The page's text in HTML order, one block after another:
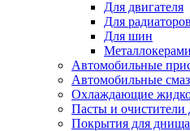
Для двигателя
Для радиаторов
Для шин
Автомобильные
Автомобильные
Охлаждающие
Пасты и очистители
Покрытия для днища